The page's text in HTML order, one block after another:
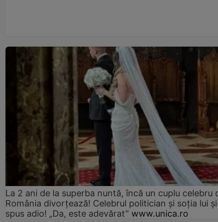
La 2 ani de la superba nuntă, încă un cuplu celebru
România divorțează! Celebrul politician și soția lui
spus adio! „Da, este adevărat” www.unica.ro